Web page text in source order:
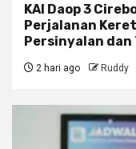
KAI Daop 3
Perjalanan
Persinyalan
2 hari ago Ruddy